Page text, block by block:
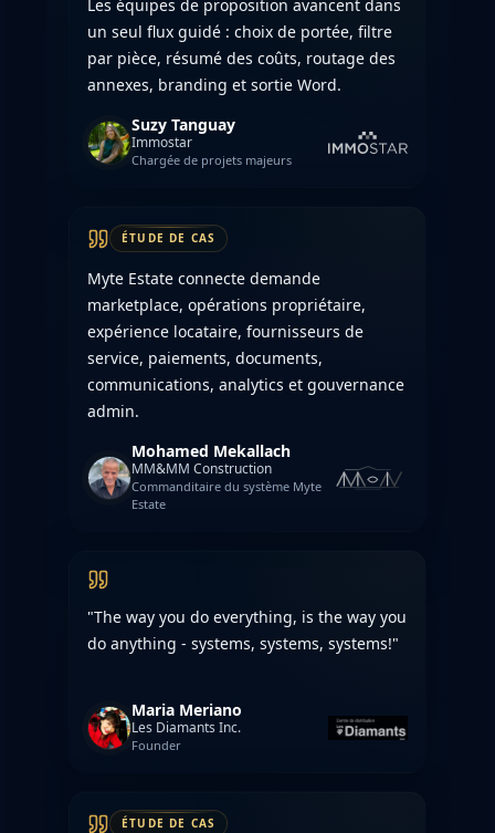
Les équipes de proposition avancent dans
un seul flux guidé : choix de portée, filtre
par pièce, résumé des coûts, routage des
annexes, branding et sortie Word.
Suzy Tanguay
Immostar
Chargée de projets majeurs
ÉTUDE DE CAS
Myte Estate connecte demande
marketplace, opérations propriétaire,
expérience locataire, fournisseurs de
service, paiements, documents,
communications, analytics et gouvernance
admin.
Mohamed Mekallach
MM&MM Construction
Commanditaire du système Myte
Estate
"The way you do everything, is the way you
do anything - systems, systems, systems!"
Maria Meriano
Les Diamants Inc.
Founder
ÉTUDE DE CAS